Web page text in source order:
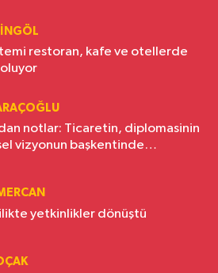
restoran, kafe ve otellerde
notlar: Ticaretin, diplomasinin
vizyonun başkentinde
yetkinlikler dönüştü